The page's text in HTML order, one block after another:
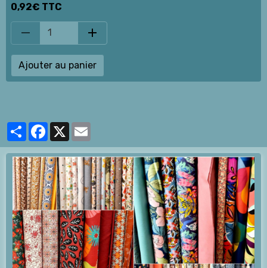
0,92€ TTC
Ajouter au panier
PartagerFacebook